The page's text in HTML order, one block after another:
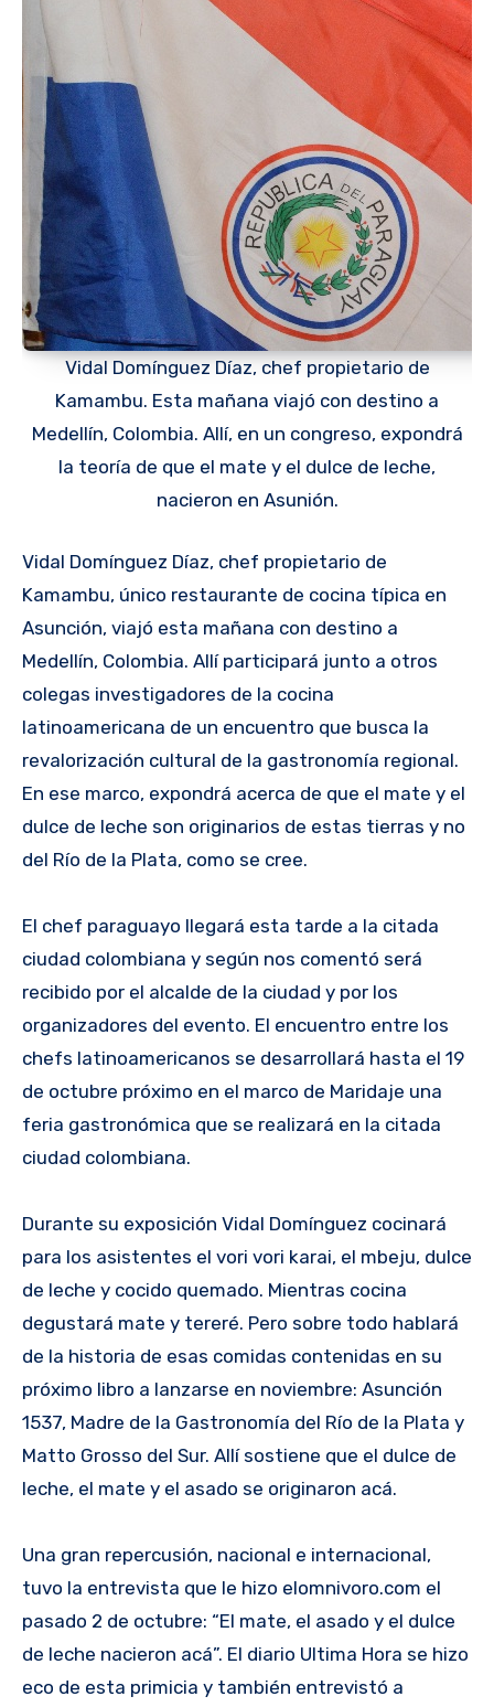
Vidal Domínguez Díaz, chef propietario de
Kamambu. Esta mañana viajó con destino a
Medellín, Colombia. Allí, en un congreso, expondrá
la teoría de que el mate y el dulce de leche,
nacieron en Asunión.
Vidal Domínguez Díaz, chef propietario de
Kamambu, único restaurante de cocina típica en
Asunción, viajó esta mañana con destino a
Medellín, Colombia. Allí participará junto a otros
colegas investigadores de la cocina
latinoamericana de un encuentro que busca la
revalorización cultural de la gastronomía regional.
En ese marco, expondrá acerca de que el mate y el
dulce de leche son originarios de estas tierras y no
del Río de la Plata, como se cree.
El chef paraguayo llegará esta tarde a la citada
ciudad colombiana y según nos comentó será
recibido por el alcalde de la ciudad y por los
organizadores del evento. El encuentro entre los
chefs latinoamericanos se desarrollará hasta el 19
de octubre próximo en el marco de Maridaje una
feria gastronómica que se realizará en la citada
ciudad colombiana.
Durante su exposición Vidal Domínguez cocinará
para los asistentes el vori vori karai, el mbeju, dulce
de leche y cocido quemado. Mientras cocina
degustará mate y tereré. Pero sobre todo hablará
de la historia de esas comidas contenidas en su
próximo libro a lanzarse en noviembre: Asunción
1537, Madre de la Gastronomía del Río de la Plata y
Matto Grosso del Sur. Allí sostiene que el dulce de
leche, el mate y el asado se originaron acá.
Una gran repercusión, nacional e internacional,
tuvo la entrevista que le hizo elomnivoro.com el
pasado 2 de octubre: “El mate, el asado y el dulce
de leche nacieron acá”. El diario Ultima Hora se hizo
eco de esta primicia y también entrevistó a